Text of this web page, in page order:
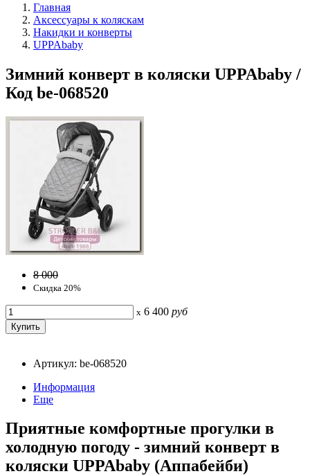
Главная
Аксессуары к коляскам
Накидки и конверты
UPPAbaby
Зимний конверт в коляски UPPAbaby /
Код be-068520
8 000
Скидка 20%
x 6 400 руб
Артикул: be-068520
Информация
Еще
Приятные комфортные прогулки в
холодную погоду - зимний конверт в
коляски UPPAbaby (Аппабейби)